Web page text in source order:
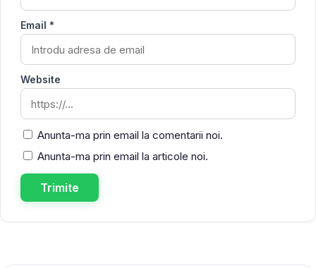
Email *
Website
Anunta-ma prin email la comentarii noi.
Anunta-ma prin email la articole noi.